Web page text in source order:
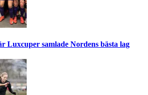
Luxcuper samlade Nordens bästa lag